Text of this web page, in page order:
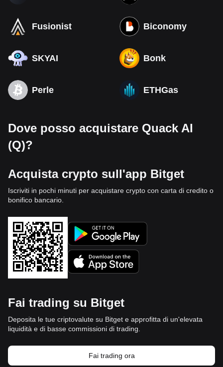
Fusionist Biconomy
SKYAI Bonk
Perle ETHGas
Dove posso acquistare Quack AI
(Q)?
Acquista crypto sull'app Bitget
Iscriviti in pochi minuti per acquistare crypto con carta di credito o
bonifico bancario.
Fai trading su Bitget
Deposita le tue criptovalute su Bitget e approfitta di un'elevata
liquidità e di basse commissioni di trading.
Fai trading ora